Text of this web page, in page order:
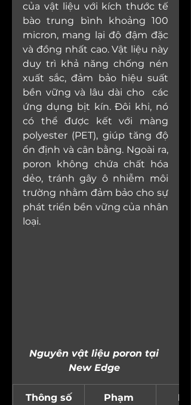
của vật liệu với kích thước tế
bào trung bình khoảng 100
micron, mang lại độ đậm đặc
và đồng nhất cao. Vật liệu này
duy trì khả năng chống nén
xuất sắc, đảm bảo hiệu suất
bền vững và lâu dài cho  các
ứng dụng bịt kín. Đôi khi, nó
có thể được kết với màng
polyester (PET), giúp tăng độ
ổn định và cân bằng. Ngoài ra,
poron không chứa chất hóa
dẻo, tránh gây ô nhiễm môi
trường nhằm đảm bảo cho sự
phát triển bền vững của nhân
loại.
Nguyên vật liệu poron tại
New Edge
Thông số
Phạm